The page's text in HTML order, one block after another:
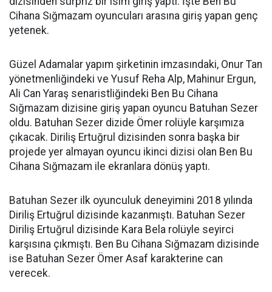
Cihana Sığmazam oyuncuları arasına giriş yapan genç
yetenek.
Güzel Adamalar yapım şirketinin imzasındaki, Onur Tan
yönetmenliğindeki ve Yusuf Reha Alp, Mahinur Ergun,
Ali Can Yaraş senaristliğindeki Ben Bu Cihana
Sığmazam dizisine giriş yapan oyuncu Batuhan Sezer
oldu. Batuhan Sezer dizide Ömer rolüyle karşımıza
çıkacak. Diriliş Ertuğrul dizisinden sonra başka bir
projede yer almayan oyuncu ikinci dizisi olan Ben Bu
Cihana Sığmazam ile ekranlara dönüş yaptı.
Batuhan Sezer ilk oyunculuk deneyimini 2018 yılında
Diriliş Ertuğrul dizisinde kazanmıştı. Batuhan Sezer
Diriliş Ertuğrul dizisinde Kara Bela rolüyle seyirci
karşısına çıkmıştı. Ben Bu Cihana Sığmazam dizisinde
ise Batuhan Sezer Ömer Asaf karakterine can
verecek.